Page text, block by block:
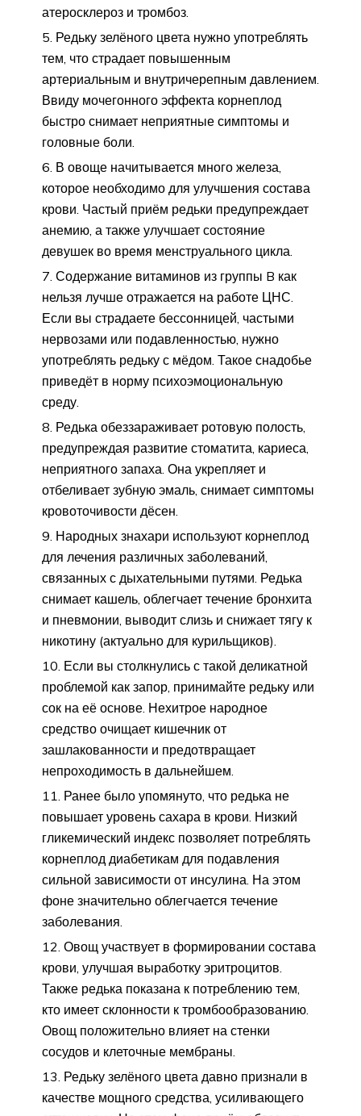
атеросклероз и тромбоз.
Редьку зелёного цвета нужно употреблять
тем, что страдает повышенным
артериальным и внутричерепным давлением.
Ввиду мочегонного эффекта корнеплод
быстро снимает неприятные симптомы и
головные боли.
В овоще начитывается много железа,
которое необходимо для улучшения состава
крови. Частый приём редьки предупреждает
анемию, а также улучшает состояние
девушек во время менструального цикла.
Содержание витаминов из группы B как
нельзя лучше отражается на работе ЦНС.
Если вы страдаете бессонницей, частыми
нервозами или подавленностью, нужно
употреблять редьку с мёдом. Такое снадобье
приведёт в норму психоэмоциональную
среду.
Редька обеззараживает ротовую полость,
предупреждая развитие стоматита, кариеса,
неприятного запаха. Она укрепляет и
отбеливает зубную эмаль, снимает симптомы
кровоточивости дёсен.
Народных знахари используют корнеплод
для лечения различных заболеваний,
связанных с дыхательными путями. Редька
снимает кашель, облегчает течение бронхита
и пневмонии, выводит слизь и снижает тягу к
никотину (актуально для курильщиков).
Если вы столкнулись с такой деликатной
проблемой как запор, принимайте редьку или
сок на её основе. Нехитрое народное
средство очищает кишечник от
зашлакованности и предотвращает
непроходимость в дальнейшем.
Ранее было упомянуто, что редька не
повышает уровень сахара в крови. Низкий
гликемический индекс позволяет потреблять
корнеплод диабетикам для подавления
сильной зависимости от инсулина. На этом
фоне значительно облегчается течение
заболевания.
Овощ участвует в формировании состава
крови, улучшая выработку эритроцитов.
Также редька показана к потреблению тем,
кто имеет склонности к тромбообразованию.
Овощ положительно влияет на стенки
сосудов и клеточные мембраны.
Редьку зелёного цвета давно признали в
качестве мощного средства, усиливающего